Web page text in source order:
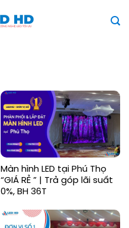
Màn hình LED tại Phú Thọ
“GIÁ RẺ ” | Trả góp lãi suất
0%, BH 36T